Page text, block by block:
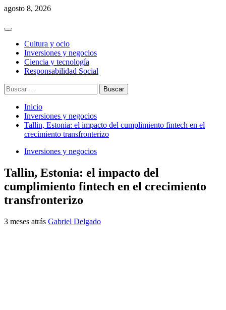
Saltar
contenido
agosto 8, 2026
Menú
principalCultura y ocio
Inversiones y negocios
Ciencia y tecnología
Responsabilidad Social
Buscar:
Inicio
Inversiones y negocios
Tallin, Estonia: el impacto del cumplimiento fintech en el
crecimiento transfronterizo
Inversiones y negocios
Tallin, Estonia: el impacto del
cumplimiento fintech en el crecimiento
transfronterizo
3 meses atrás Gabriel Delgado